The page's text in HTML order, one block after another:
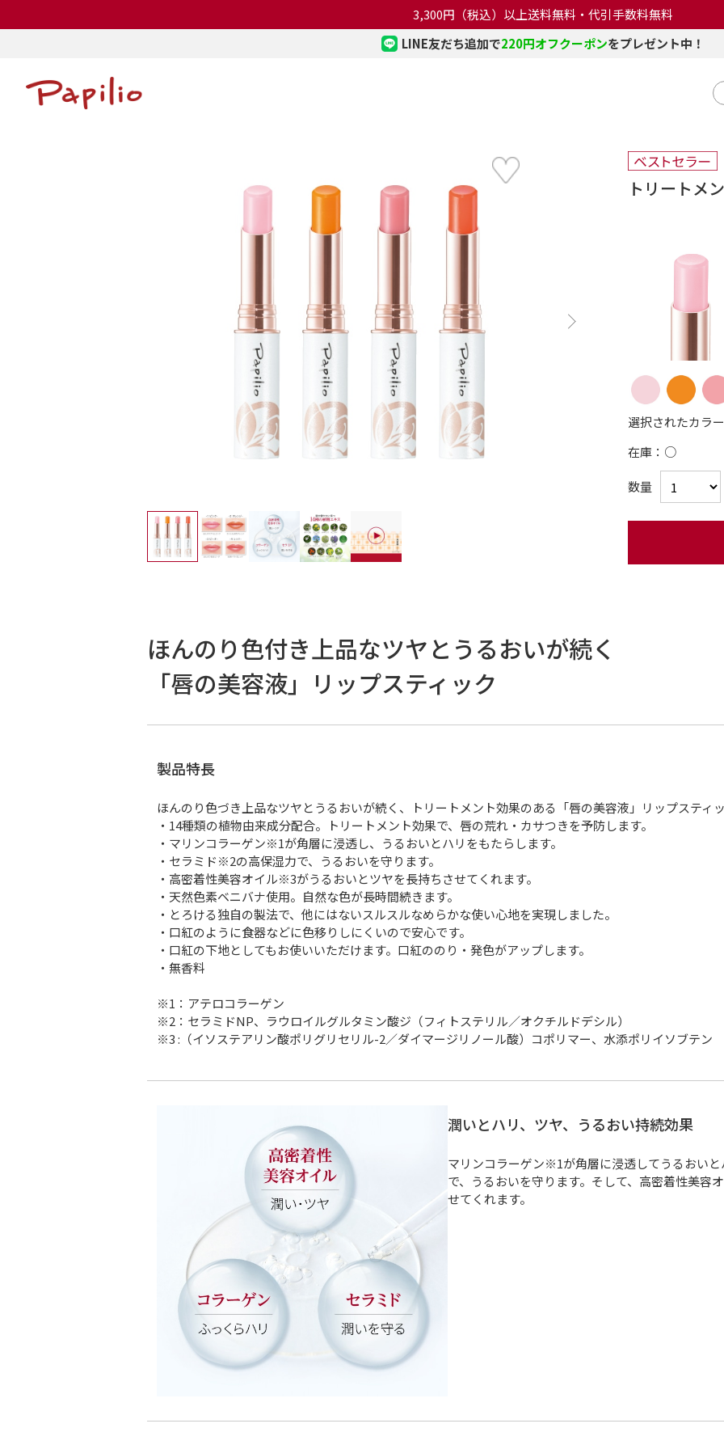
3,300円（税込）以上送料無料・代引手数料無料
LINE友だち追加で220円オフクーポンをプレゼント中！
トリートメ
選択されたカラ
在庫： ○
数量
ほんのり色付き上品なツヤとうるおいが続く
「唇の美容液」リップスティック
製品特長
ほんのり色づき上品なツヤとうるおいが続く、トリートメント効果のある「唇の美容液」リップスティッ
・14種類の植物由来成分配合。トリートメント効果で、唇の荒れ・カサつきを予防します。
・マリンコラーゲン※1が角層に浸透し、うるおいとハリをもたらします。
・セラミド※2の高保湿力で、うるおいを守ります。
・高密着性美容オイル※3がうるおいとツヤを長持ちさせてくれます。
・天然色素ベニバナ使用。自然な色が長時間続きます。
・とろける独自の製法で、他にはないスルスルなめらかな使い心地を実現しました。
・口紅のように食器などに色移りしにくいので安心です。
・口紅の下地としてもお使いいただけます。口紅ののり・発色がアップします。
・無香料
※1：アテロコラーゲン
※2：セラミドNP、ラウロイルグルタミン酸ジ（フィトステリル／オクチルドデシル）
※3 :（イソステアリン酸ポリグリセリル-2／ダイマージリノール酸）コポリマー、水添ポリイソブテン
潤いとハリ、ツヤ、うるおい持続効果
マリンコラーゲン※1が角層に浸透してうるおい
で、うるおいを守ります。そして、高密着性美容
せてくれます。